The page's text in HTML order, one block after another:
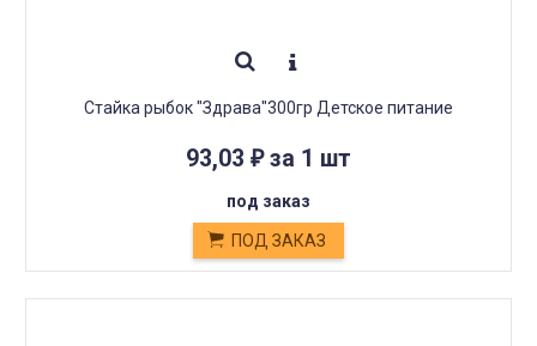
Стайка рыбок "Здрава"300гр Детское питание
93,03 ₽за 1 шт
под заказ
ПОД ЗАКАЗ